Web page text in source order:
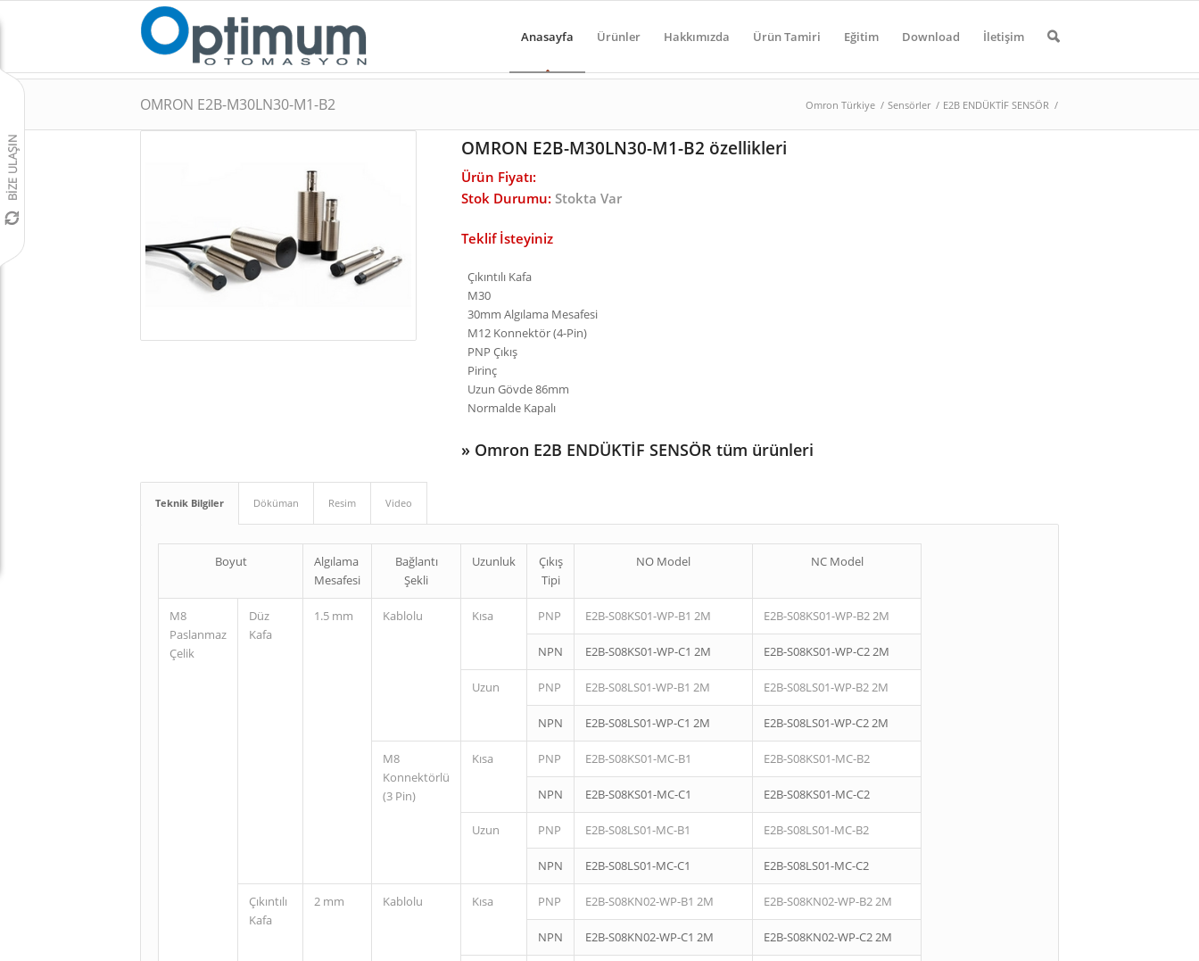
OMRON E2B-M30LN30-M1-B2 Omron Türkiye / Sensörler / E2B ENDÜKTİF SENSÖR /
OMRON E2B-M30LN30-M1-B2 özellikleri
Ürün Fiyatı:
Stok Durumu: Stokta Var
Teklif İsteyiniz
Çıkıntılı Kafa
M30
30mm Algılama Mesafesi
M12 Konnektör (4-Pin)
PNP Çıkış
Pirinç
Uzun Gövde 86mm
Normalde Kapalı
» Omron E2B ENDÜKTİF SENSÖR tüm ürünleri
Teknik Bilgiler Döküman Resim Video
Boyut
Algılama
Mesafesi
Bağlantı
Şekli
Uzunluk
Çıkış
Tipi
NO Model NC Model
M8
Paslanmaz
Çelik
Düz
Kafa
1.5 mm Kablolu Kısa PNP E2B-S08KS01-WP-B1 2M E2B-S08KS01-WP-B2 2M
NPN E2B-S08KS01-WP-C1 2M E2B-S08KS01-WP-C2 2M
Uzun PNP E2B-S08LS01-WP-B1 2M E2B-S08LS01-WP-B2 2M
NPN E2B-S08LS01-WP-C1 2M E2B-S08LS01-WP-C2 2M
M8
Konnektörlü
(3 Pin)
Kısa PNP E2B-S08KS01-MC-B1 E2B-S08KS01-MC-B2
NPN E2B-S08KS01-MC-C1 E2B-S08KS01-MC-C2
Uzun PNP E2B-S08LS01-MC-B1 E2B-S08LS01-MC-B2
NPN E2B-S08LS01-MC-C1 E2B-S08LS01-MC-C2
Çıkıntılı
Kafa
2 mm Kablolu Kısa PNP E2B-S08KN02-WP-B1 2M E2B-S08KN02-WP-B2 2M
NPN E2B-S08KN02-WP-C1 2M E2B-S08KN02-WP-C2 2M
Anasayfa Ürünler Hakkımızda Ürün Tamiri Eğitim Download İletişim